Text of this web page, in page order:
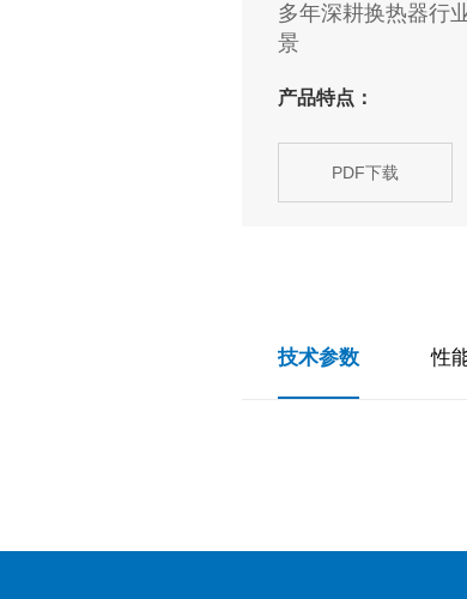
多年深耕换热器行
景
产品特点：
PDF下载
技术参数 性